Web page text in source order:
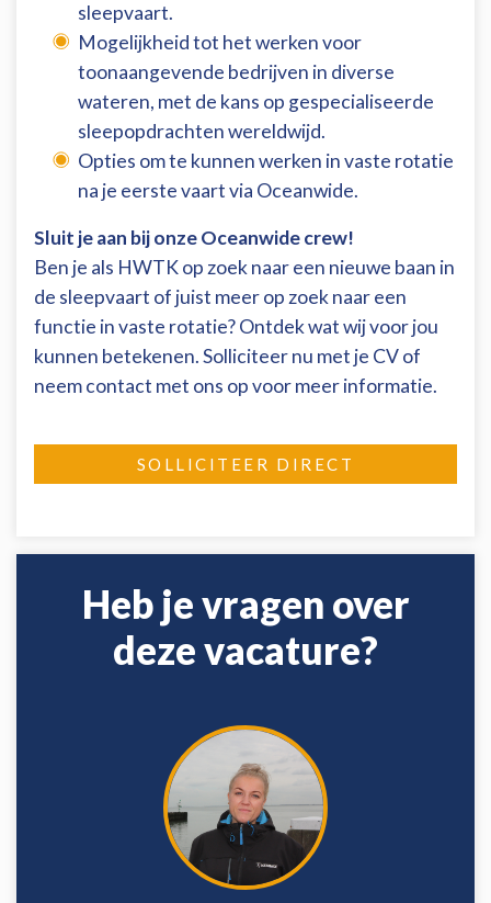
sleepvaart.
Mogelijkheid tot het werken voor
toonaangevende bedrijven in diverse
wateren, met de kans op gespecialiseerde
sleepopdrachten wereldwijd.
Opties om te kunnen werken in vaste rotatie
na je eerste vaart via Oceanwide.
Sluit je aan bij onze Oceanwide crew!
Ben je als HWTK op zoek naar een nieuwe baan in
de sleepvaart of juist meer op zoek naar een
functie in vaste rotatie? Ontdek wat wij voor jou
kunnen betekenen. Solliciteer nu met je CV of
neem contact met ons op voor meer informatie.
SOLLICITEER DIRECT
Heb je vragen over
deze vacature?